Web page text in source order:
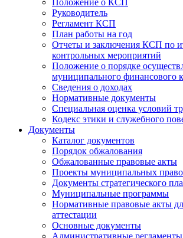
Положение о КСП
Руководитель
Регламент КСП
План работы на год
Отчеты и заключения КСП по
контрольных мероприятий
Положение о порядке
муниципального финансового
Сведения о доходах
Нормативные документы
Специальная оценка условий
Кодекс этики и служебного
Документы
Каталог документов
Порядок обжалования
Обжалованные правовые акты
Проекты муниципальных
Документы стратегического
Муниципальные программы
Нормативные правовые акты
аттестации
Основные документы
Административные регламенты